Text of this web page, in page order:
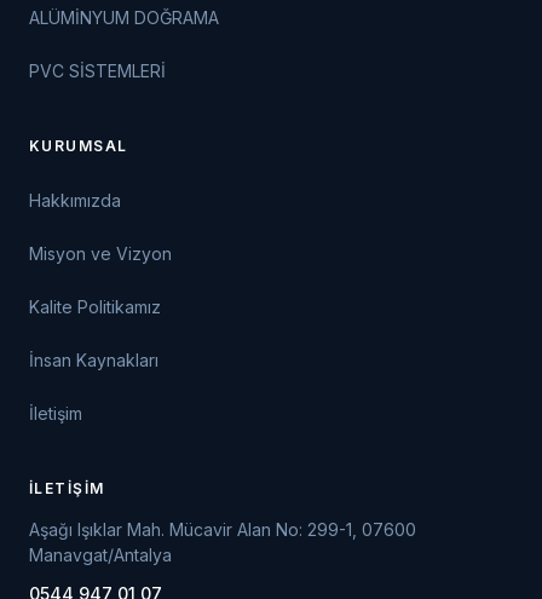
ALÜMİNYUM DOĞRAMA
PVC SİSTEMLERİ
KURUMSAL
Hakkımızda
Misyon ve Vizyon
Kalite Politikamız
İnsan Kaynakları
İletişim
İLETIŞIM
Aşağı Işıklar Mah. Mücavir Alan No: 299-1, 07600
Manavgat/Antalya
0544 947 01 07